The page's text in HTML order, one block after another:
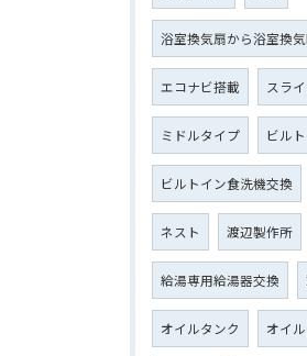
浴室換気扇から浴室換
エコナビ搭載 スラ
ミドルタイプ ビル
ビルトイン食洗機交換
ネスト 渡辺製作所
給湯専用給湯器交換
オイルタンク オイ